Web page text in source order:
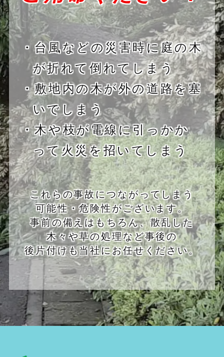
・台風などの災害時に庭の木
が折れて倒れてしまう
・敷地内の木が外の道路を塞
いでしまう
・木や枝が電線に引っかか
って火災を招いてしまう
これらの事故につながってしまう
可能性・危険性がございます。
事前の備えはもちろん、散乱した
木々や草の処理など事後の
後片付けも当社にお任せください。